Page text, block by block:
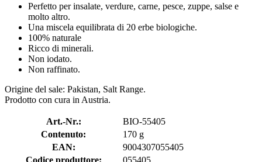
Perfetto per insalate, verdure, carne, pesce, zuppe, salse e
molto altro.
Una miscela equilibrata di 20 erbe biologiche.
100% naturale
Ricco di minerali.
Non iodato.
Non raffinato.
Origine del sale: Pakistan, Salt Range.
Prodotto con cura in Austria.
Art.-Nr.:
BIO-55405
Contenuto:
170 g
EAN:
9004307055405
Codice produttore:
055405